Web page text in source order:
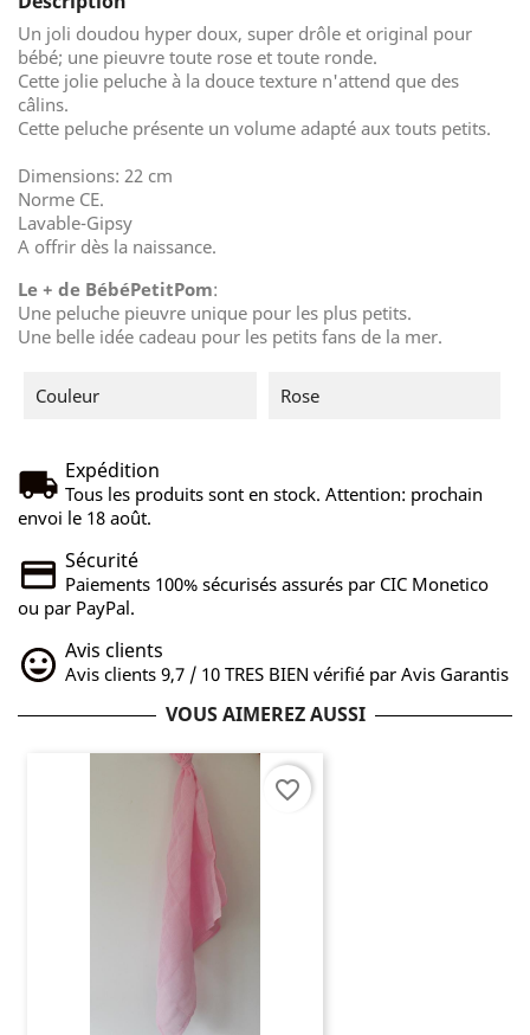
Un joli doudou hyper doux, super drôle et original pour
bébé; une pieuvre toute rose et toute ronde.
Cette jolie peluche à la douce texture n'attend que des
câlins.
Cette peluche présente un volume adapté aux touts petits.
Dimensions: 22 cm
Norme CE.
Lavable-Gipsy
A offrir dès la naissance.
Le + de BébéPetitPom:
Une peluche pieuvre unique pour les plus petits.
Une belle idée cadeau pour les petits fans de la mer.
Couleur Rose
Expédition
Tous les produits sont en stock. Attention: prochain
envoi le 18 août.
Sécurité
Paiements 100% sécurisés assurés par CIC Monetico
ou par PayPal.
Avis clients
Avis clients 9,7 / 10 TRES BIEN vérifié par Avis Garantis
VOUS AIMEREZ AUSSI
favorite_border